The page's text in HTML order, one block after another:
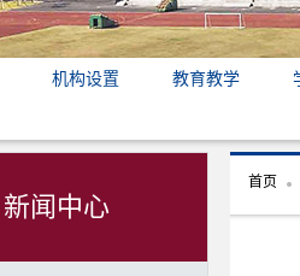
机构设置 教育教学
新闻中心
首页